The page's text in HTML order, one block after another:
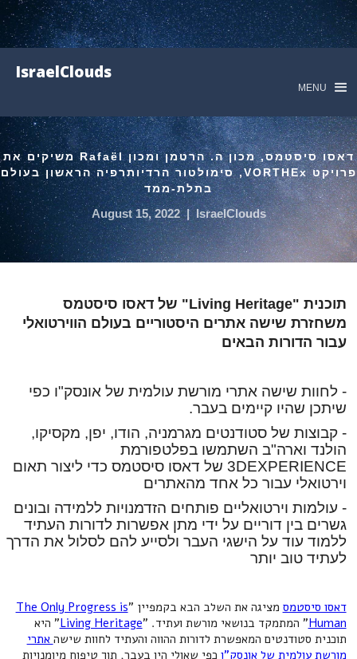
IsraelClouds
MENU
דאסו סיסטמס, מכון ה. הרטמן ומכון Rafaël משיקים את
פרויקט VORTHEx, סימולטור הרדיותרפיה הראשון בעולם
בתלת-ממד
IsraelClouds
|
August 15, 2022
תוכנית "Living Heritage" של דאסו סיסטמס
משחזרת שישה אתרים היסטוריים בעולם הווירטואלי
עבור הדורות הבאים
- לחוות שישה אתרי מורשת עולמית של אונסק"ו כפי
שיתכן שהיו קיימים בעבר.
- קבוצות של סטודנטים מגרמניה, הודו, יפן, מקסיקו,
הולנד וארה"ב השתמשו בפלטפורמת
3DEXPERIENCE של דאסו סיסטמס כדי ליצור תאום
וירטואלי עבור כל אחד מהאתרים
- עולמות וירטואליים פותחים הזדמנויות ללמידה ובונים
גשרים בין דוריים על ידי מתן אפשרות לדורות העתיד
ללמוד עוד על הישגי העבר ולסייע להם לסלול את הדרך
לעתיד טוב יותר
דאסו סיסטמס מציגה את השלב הבא בקמפיין "The Only Progress is
Human" המתמקד בנושאי מורשת ועתיד. "Living Heritage" היא
תוכנית סטודנטים המאפשרת לדורות ההווה והעתיד לחוות שישה אתרי
מורשת עולמית של אונסק"ו כפי שאולי היו בעבר, תוך טיפוח מיומנויות